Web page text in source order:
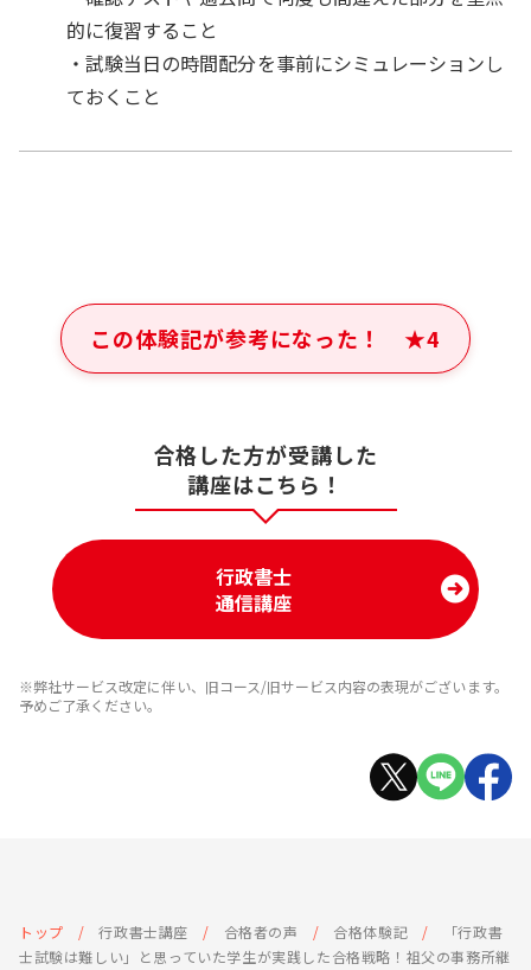
的に復習すること
・試験当日の時間配分を事前にシミュレーションし
ておくこと
この体験記が参考になった！ ★4
合格した方が受講した
講座はこちら！
行政書士
通信講座
※弊社サービス改定に伴い、旧コース/旧サービス内容の表現がございます。
予めご了承ください。
トップ 行政書士講座 合格者の声 合格体験記
「行政書
士試験は難しい」と思っていた学生が実践した合格戦略！祖父の事務所継